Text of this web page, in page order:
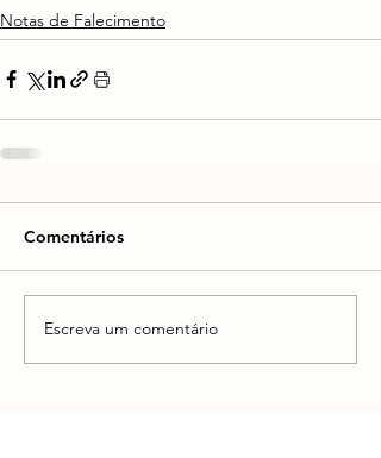
Notas de Falecimento
Comentários
Escreva um comentário